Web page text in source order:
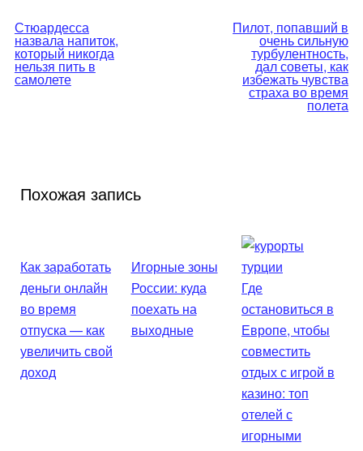
Навигация
по
записям
Стюардесса
назвала напиток,
который никогда
нельзя пить в
самолете
Пилот, попавший в
очень сильную
турбулентность,
дал советы, как
избежать чувства
страха во время
полета
Похожая запись
Как заработать
деньги онлайн
во время
отпуска — как
увеличить свой
доход
Игорные зоны
России: куда
поехать на
выходные
Где
остановиться в
Европе, чтобы
совместить
отдых с игрой в
казино: топ
отелей с
игорными